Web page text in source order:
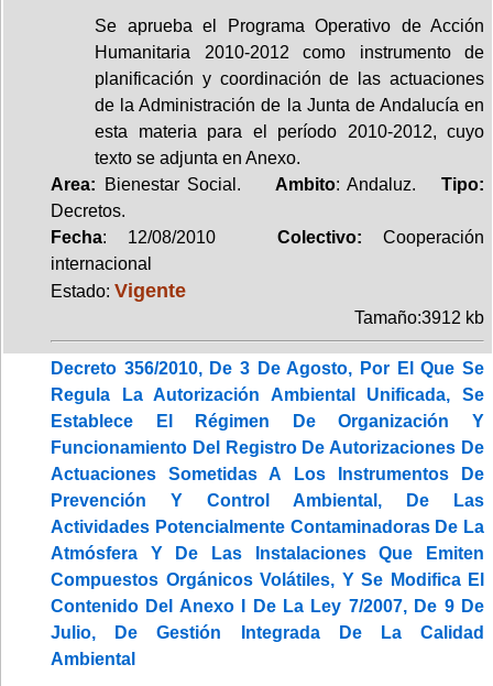
Se aprueba el Programa Operativo de Acción
Humanitaria 2010-2012 como instrumento de
planificación y coordinación de las actuaciones
de la Administración de la Junta de Andalucía en
esta materia para el período 2010-2012, cuyo
texto se adjunta en Anexo.
Area: Bienestar Social. Ambito: Andaluz.Tipo:
Decretos.
Fecha: 12/08/2010Colectivo:Cooperación
internacional
Estado: Vigente
Tamaño:3912 kb
Decreto 356/2010, De 3 De Agosto, Por El Que Se
Regula La Autorización Ambiental Unificada, Se
Establece El Régimen De Organización Y
Funcionamiento Del Registro De Autorizaciones De
Actuaciones Sometidas A Los Instrumentos De
Prevención Y Control Ambiental, De Las
Actividades Potencialmente Contaminadoras De La
Atmósfera Y De Las Instalaciones Que Emiten
Compuestos Orgánicos Volátiles, Y Se Modifica El
Contenido Del Anexo I De La Ley 7/2007, De 9 De
Julio, De Gestión Integrada De La Calidad
Ambiental